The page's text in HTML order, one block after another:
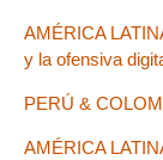
AMÉRICA
y la ofensiva
PERÚ &
AMÉRICA